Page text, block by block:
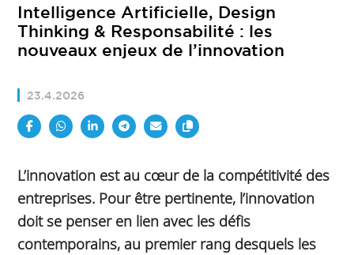
Intelligence Artificielle, Design
Thinking & Responsabilité : les
nouveaux enjeux de l’innovation
23.4.2026
L’innovation est au cœur de la compétitivité des
entreprises. Pour être pertinente, l’innovation
doit se penser en lien avec les défis
contemporains, au premier rang desquels les